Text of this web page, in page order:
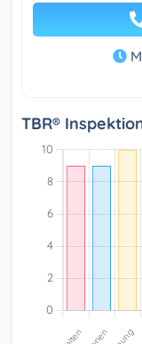
TBR®